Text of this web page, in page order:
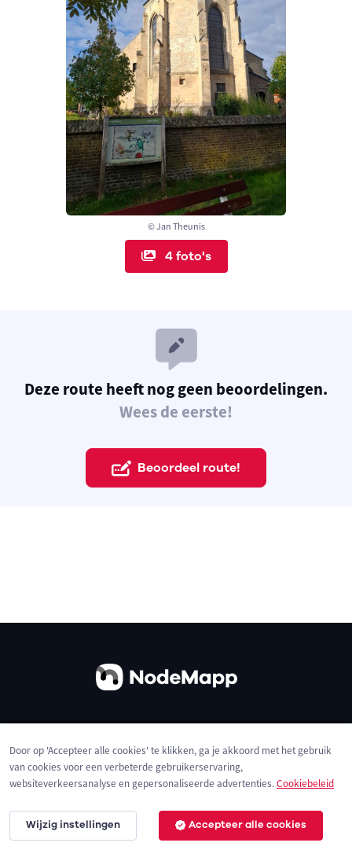
© Jan Theunis
4 foto's
Deze route heeft nog geen beoordelingen.
Wees de eerste!
Beoordeel route!
Privacybeleid Cookies
Door op 'Accepteer alle cookies' te klikken, ga je akkoord met het gebruik
van cookies voor een verbeterde gebruikerservaring,
websiteverkeersanalyse en gepersonaliseerde advertenties.Cookiebeleid
Wijzig instellingen Accepteer alle cookies